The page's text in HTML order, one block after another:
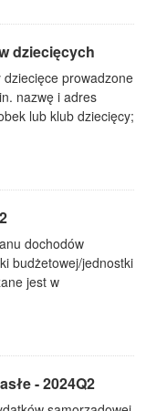
dziecięcych
prowadzone
nazwę i adres
lub klub dziecięcy;
dochodów
budżetowej/jednostki
jest w
- 2024Q2